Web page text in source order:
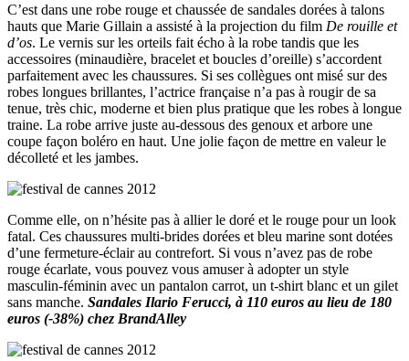
C’est dans une robe rouge et chaussée de sandales dorées à talons
hauts que Marie Gillain a assisté à la projection du film De rouille et
d’os. Le vernis sur les orteils fait écho à la robe tandis que les
accessoires (minaudière, bracelet et boucles d’oreille) s’accordent
parfaitement avec les chaussures. Si ses collègues ont misé sur des
robes longues brillantes, l’actrice française n’a pas à rougir de sa
tenue, très chic, moderne et bien plus pratique que les robes à longue
traine. La robe arrive juste au-dessous des genoux et arbore une
coupe façon boléro en haut. Une jolie façon de mettre en valeur le
décolleté et les jambes.
Comme elle, on n’hésite pas à allier le doré et le rouge pour un look
fatal. Ces chaussures multi-brides dorées et bleu marine sont dotées
d’une fermeture-éclair au contrefort. Si vous n’avez pas de robe
rouge écarlate, vous pouvez vous amuser à adopter un style
masculin-féminin avec un pantalon carrot, un t-shirt blanc et un gilet
sans manche. Sandales Ilario Ferucci, à 110 euros au lieu de 180
euros (-38%) chez BrandAlley